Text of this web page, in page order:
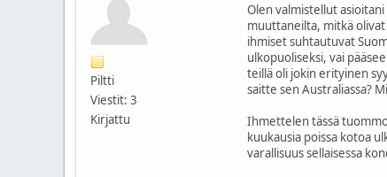
Piltti
Viestit: 3
Kirjattu
Olen valmistellut
muuttaneilta, mitkä
ihmiset suhtautuvat
ulkopuoliseksi, vai
teillä oli jokin erityinen
saitte sen Australiassa?
Ihmettelen tässä
kuukausia poissa kotoa
varallisuus sellaisessa